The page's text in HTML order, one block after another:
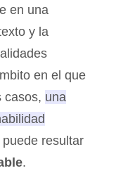
en una
y la
en el que
casos, una
resultar
.